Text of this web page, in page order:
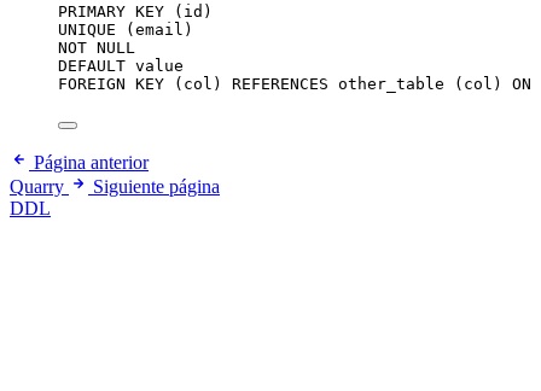
PRIMARY KEY (id)
UNIQUE (email)
NOT NULL
DEFAULT value
FOREIGN KEY (col) REFERENCES other_table (col) ON
Página anterior
Quarry
Siguiente página
DDL